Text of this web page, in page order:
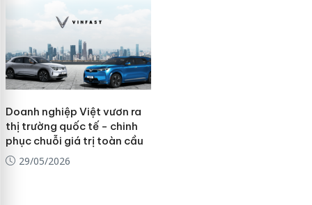
Doanh nghiệp Việt vươn ra
thị trường quốc tế - chinh
phục chuỗi giá trị toàn cầu
29/05/2026